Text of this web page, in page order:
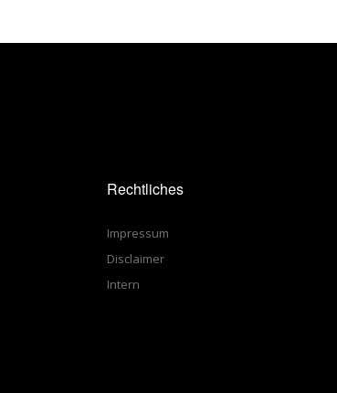
Rechtliches
Impressum
Disclaimer
Intern